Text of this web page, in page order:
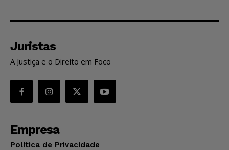
Juristas
A Justiça e o Direito em Foco
Empresa
Política de Privacidade